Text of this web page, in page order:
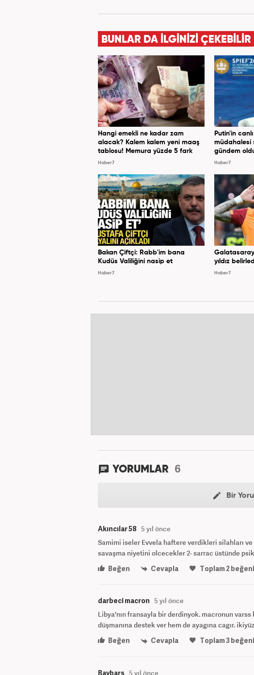
BUNLAR DA İLGİNİZİ ÇEKEBİLİR
Hangi emekli ne kadar zam
alacak? Kalem kalem yeni maaş
tablosu! Memura yüzde 5 fark
Haber7
Putin'in
müdahalesi
gündem
Haber7
Bakan Çiftçi: Rabb'im bana
Kudüs Valiliğini nasip et
Haber7
yıldız
Haber7
YORUMLAR 6
Bir
Akıncılar 58 5 yıl önce
Samimi iseler Evvela haftere verdikleri silahları
savaşma niyetini olcecekler 2- sarrac üstünde
Beğen
Cevapla Toplam2beğeni
darbeci macron 5 yıl önce
Libya'nın fransayla bir derdinyok. macronun
düşmanına destek ver hem de ayagına cagır.
Beğen
Cevapla Toplam3beğeni
Baybars 5 yıl önce